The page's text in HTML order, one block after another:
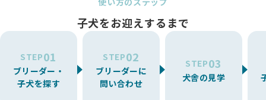
子犬をお迎えするまで
STEP01
ブリーダー・
子犬を探す
STEP02
ブリーダーに
問い合わせ
STEP03
犬舎の見学